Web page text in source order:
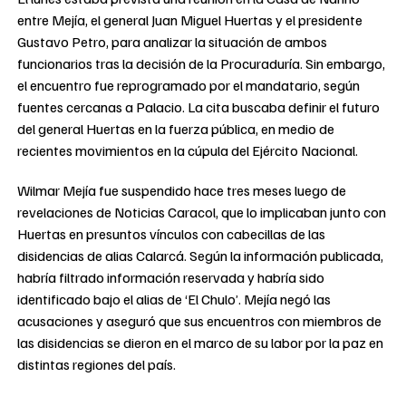
entre Mejía, el general Juan Miguel Huertas y el presidente
Gustavo Petro, para analizar la situación de ambos
funcionarios tras la decisión de la Procuraduría. Sin embargo,
el encuentro fue reprogramado por el mandatario, según
fuentes cercanas a Palacio. La cita buscaba definir el futuro
del general Huertas en la fuerza pública, en medio de
recientes movimientos en la cúpula del Ejército Nacional.
Wilmar Mejía fue suspendido hace tres meses luego de
revelaciones de Noticias Caracol, que lo implicaban junto con
Huertas en presuntos vínculos con cabecillas de las
disidencias de alias Calarcá. Según la información publicada,
habría filtrado información reservada y habría sido
identificado bajo el alias de ‘El Chulo’. Mejía negó las
acusaciones y aseguró que sus encuentros con miembros de
las disidencias se dieron en el marco de su labor por la paz en
distintas regiones del país.